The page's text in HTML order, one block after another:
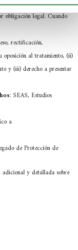
conservarán mientras exista
obligación legal. Cuando
rectificación,
oposición al tratamiento, (ii)
y (iii) derecho a presentar
: SEAS, Estudios
a
de Protección de
y detallada sobre